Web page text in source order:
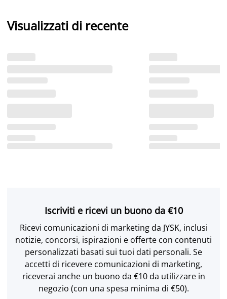
Visualizzati di recente
Iscriviti e ricevi un buono da €10
Ricevi comunicazioni di marketing da JYSK, inclusi
notizie, concorsi, ispirazioni e offerte con contenuti
personalizzati basati sui tuoi dati personali. Se
accetti di ricevere comunicazioni di marketing,
riceverai anche un buono da €10 da utilizzare in
negozio (con una spesa minima di €50).